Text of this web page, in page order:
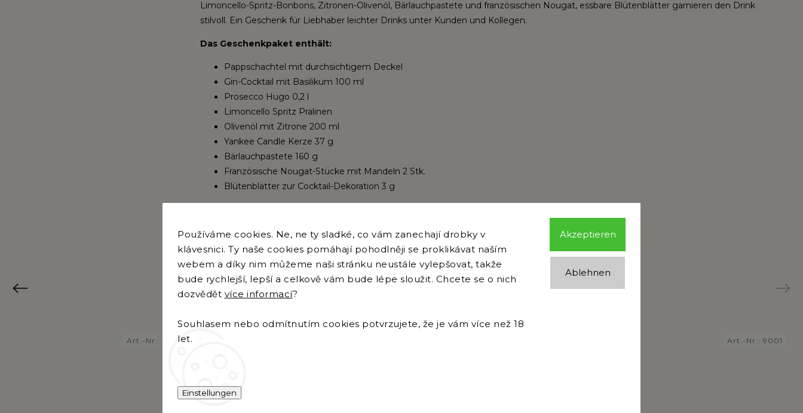
Používáme cookies. Ne, ne ty sladké, co vám zanechají drobky v
klávesnici. Ty naše cookies pomáhají pohodlněji se proklikávat naším
webem a díky nim můžeme naši stránku neustále vylepšovat, takže
bude rychlejší, lepší a celkově vám bude lépe sloužit. Chcete se o nich
dozvědět více informací?
Souhlasem nebo odmítnutím cookies potvrzujete, že je vám více než 18
let.
Einstellungen
Ablehnen
Akzeptieren
Limoncello-Spritz-Bonbons, Zitronen-Olivenöl, Bärlauchpastete und französischen Nougat, essbare Blütenblätter garnieren den Drink
stilvoll. Ein Geschenk für Liebhaber leichter Drinks unter Kunden und Kollegen.
Das Geschenkpaket enthält:
Pappschachtel mit durchsichtigem Deckel
Gin-Cocktail mit Basilikum 100 ml
Prosecco Hugo 0,2 l
Limoncello Spritz Pralinen
Olivenöl mit Zitrone 200 ml
Yankee Candle Kerze 37 g
Bärlauchpastete 160 g
Französische Nougat-Stücke mit Mandeln 2 Stk.
Blütenblätter zur Cocktail-Dekoration 3 g
Ähnliche (8)
Previous
Art.-Nr.: 9070 Art.-Nr.: 9001
Next